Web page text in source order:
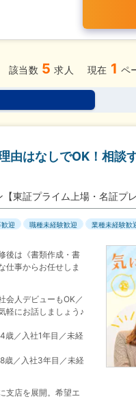
年間休日120日以上
書類選考なし
該当数 5 求人 現在 1 ペ
由はなしでOK！相談
東証プライム上場・名証プ
迎 職種未経験歓迎 業種未経験歓
後は《書類作成・書
仕事からお任せしま
会人デビューもOK／
軽にお話しましょう♪
歳／入社1年目／未経
歳／入社3年目／未経
支店を展開。希望エ